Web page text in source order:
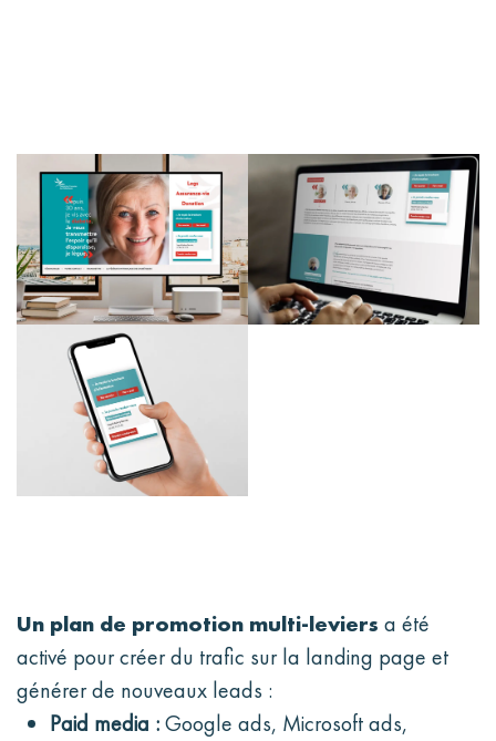
Un plan de promotion multi-leviers a été
activé pour créer du trafic sur la landing page et
générer de nouveaux leads :
Paid media :Google ads, Microsoft ads,